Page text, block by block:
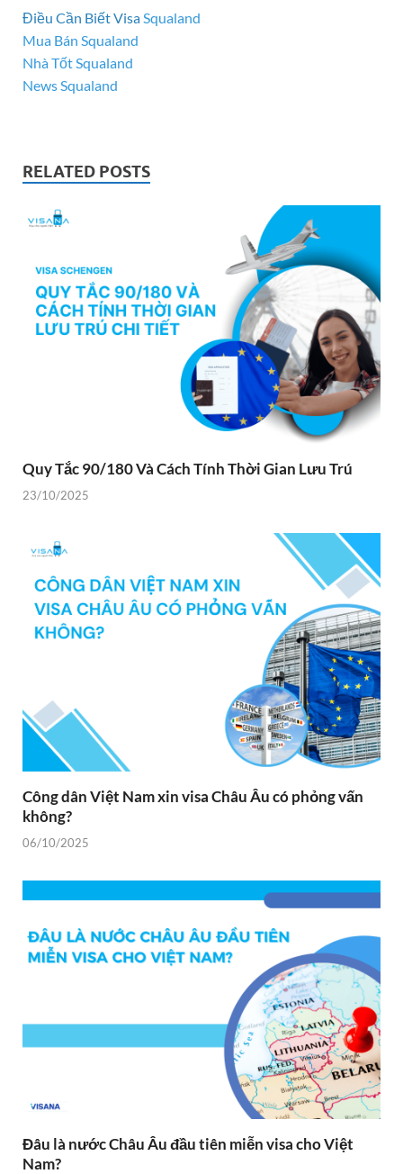
Điều Cần Biết VisaSqualand
Mua Bán Squaland
Nhà Tốt Squaland
News Squaland
RELATED POSTS
Quy Tắc 90/180 Và Cách Tính Thời Gian Lưu Trú
23/10/2025
Công dân Việt Nam xin visa Châu Âu có phỏng vấn
không?
06/10/2025
Đâu là nước Châu Âu đầu tiên miễn visa cho Việt
Nam?